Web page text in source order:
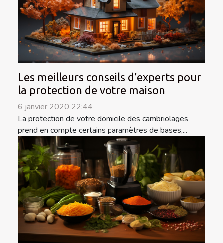
Les meilleurs conseils d’experts pour
la protection de votre maison
6 janvier 2020 22:44
La protection de votre domicile des cambriolages
prend en compte certains paramètres de bases,...